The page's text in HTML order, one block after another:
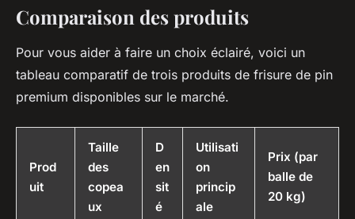
Comparaison des produits
Pour vous aider à faire un choix éclairé, voici un
tableau comparatif de trois produits de frisure de pin
premium disponibles sur le marché.
Prod
uit
Taille
des
copea
ux
D
en
sit
é
Utilisati
on
princip
ale
Prix (par
balle de
20 kg)